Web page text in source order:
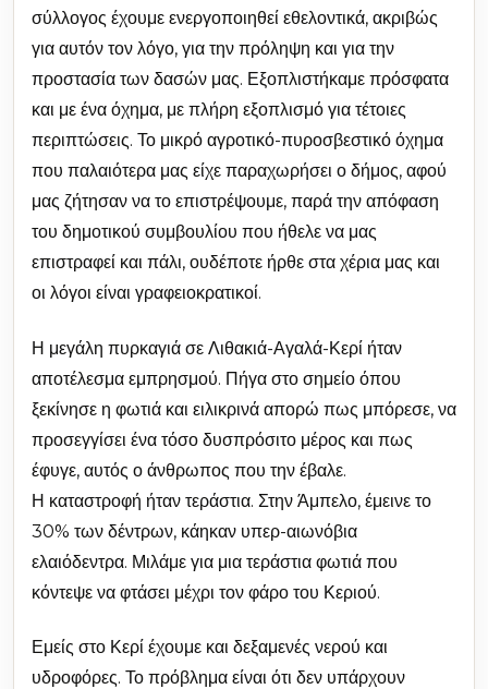
σύλλογος έχουμε ενεργοποιηθεί εθελοντικά, ακριβώς
για αυτόν τον λόγο, για την πρόληψη και για την
προστασία των δασών μας. Εξοπλιστήκαμε πρόσφατα
και με ένα όχημα, με πλήρη εξοπλισμό για τέτοιες
περιπτώσεις. Το μικρό αγροτικό-πυροσβεστικό όχημα
που παλαιότερα μας είχε παραχωρήσει ο δήμος, αφού
μας ζήτησαν να το επιστρέψουμε, παρά την απόφαση
του δημοτικού συμβουλίου που ήθελε να μας
επιστραφεί και πάλι, ουδέποτε ήρθε στα χέρια μας και
οι λόγοι είναι γραφειοκρατικοί.
Η μεγάλη πυρκαγιά σε Λιθακιά-Αγαλά-Κερί ήταν
αποτέλεσμα εμπρησμού. Πήγα στο σημείο όπου
ξεκίνησε η φωτιά και ειλικρινά απορώ πως μπόρεσε, να
προσεγγίσει ένα τόσο δυσπρόσιτο μέρος και πως
έφυγε, αυτός ο άνθρωπος που την έβαλε.
Η καταστροφή ήταν τεράστια. Στην Άμπελο, έμεινε το
30% των δέντρων, κάηκαν υπερ-αιωνόβια
ελαιόδεντρα. Μιλάμε για μια τεράστια φωτιά που
κόντεψε να φτάσει μέχρι τον φάρο του Κεριού.
Εμείς στο Κερί έχουμε και δεξαμενές νερού και
υδροφόρες. Το πρόβλημα είναι ότι δεν υπάρχουν